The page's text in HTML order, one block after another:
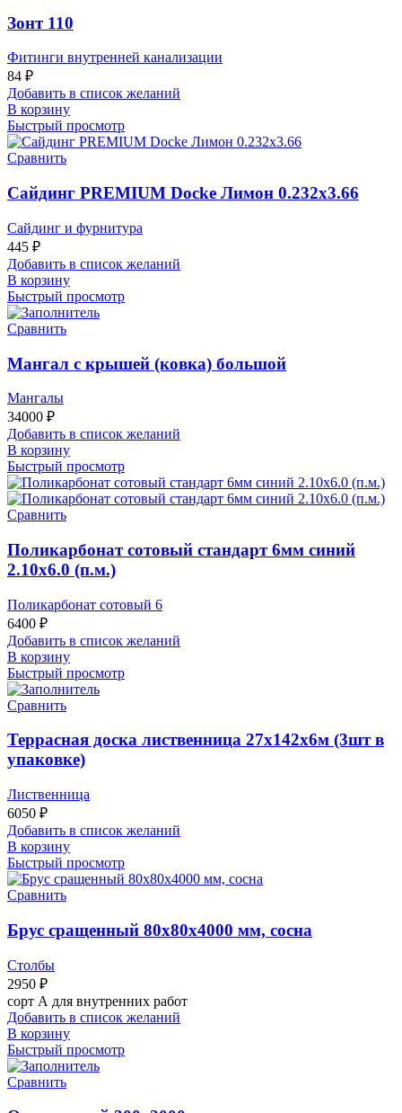
Зонт 110
Фитинги внутренней канализации
84 ₽
Добавить в список желаний
В корзину
Быстрый просмотр
Сравнить
Сайдинг PREMIUM Docke Лимон 0.232х3.66
Сайдинг и фурнитура
445 ₽
Добавить в список желаний
В корзину
Быстрый просмотр
Сравнить
Мангал с крышей (ковка) большой
Мангалы
34000 ₽
Добавить в список желаний
В корзину
Быстрый просмотр
Сравнить
Поликарбонат сотовый стандарт 6мм синий
2.10х6.0 (п.м.)
Поликарбонат сотовый 6
6400 ₽
Добавить в список желаний
В корзину
Быстрый просмотр
Сравнить
Террасная доска лиственница 27х142х6м (3шт в
упаковке)
Лиственница
6050 ₽
Добавить в список желаний
В корзину
Быстрый просмотр
Сравнить
Брус сращенный 80х80х4000 мм, сосна
Столбы
2950 ₽
сорт А для внутренних работ
Добавить в список желаний
В корзину
Быстрый просмотр
Сравнить